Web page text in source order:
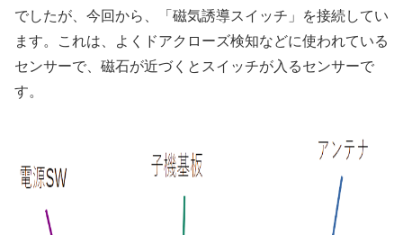
でしたが、今回から、「磁気誘導スイッチ」を接続してい
ます。これは、よくドアクローズ検知などに使われている
センサーで、磁石が近づくとスイッチが入るセンサーで
す。